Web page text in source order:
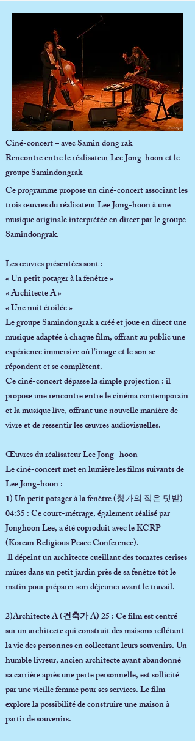
Ce programme propose un ciné-concert associant les
trois œuvres du réalisateur Lee Jong-hoon à une
musique originale interprétée en direct par le groupe
Samindongrak.
Les œuvres présentées sont :
« Un petit potager à la fenêtre »
« Architecte A »
« Une nuit étoilée »
Le groupe Samindongrak a créé et joue en direct une
musique adaptée à chaque film, offrant au public une
expérience immersive où l’image et le son se
répondent et se complètent.
Ce ciné-concert dépasse la simple projection : il
propose une rencontre entre le cinéma contemporain
et la musique live, offrant une nouvelle manière de
vivre et de ressentir les œuvres audiovisuelles.
Œuvres du réalisateur Lee Jong- hoon
Le ciné-concert met en lumière les films suivants de
Lee Jong-hoon :
1) Un petit potager à la fenêtre(창가의 작은 텃밭)
04:35 : Ce court-métrage, également réalisé par
Jonghoon Lee, a été coproduit avec le KCRP
(Korean Religious Peace Conference).
Il dépeint un architecte cueillant des tomates cerises
mûres dans un petit jardin près de sa fenêtre tôt le
matin pour préparer son déjeuner avant le travail.
2)Architecte A (건축가 A)25 : Ce film est centré
sur un architecte qui construit des maisons reflétant
la vie des personnes en collectant leurs souvenirs. Un
humble livreur, ancien architecte ayant abandonné
sa carrière après une perte personnelle, est sollicité
par une vieille femme pour ses services. Le film
explore la possibilité de construire une maison à
partir de souvenirs.
Ciné-concert – avec Samin dong rak
Rencontre entre le réalisateur Lee Jong-hoon et le
groupe Samindongrak